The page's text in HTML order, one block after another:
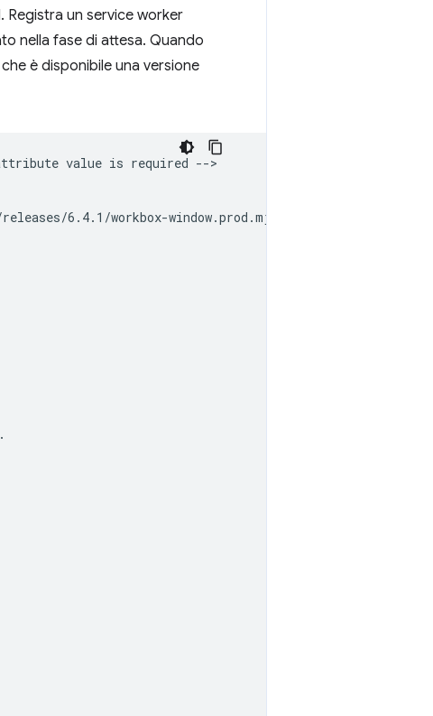
Registra un service worker
nella fase di attesa. Quando
è disponibile una versione
value is required -->
6.4.1/workbox-window.prod.mjs';